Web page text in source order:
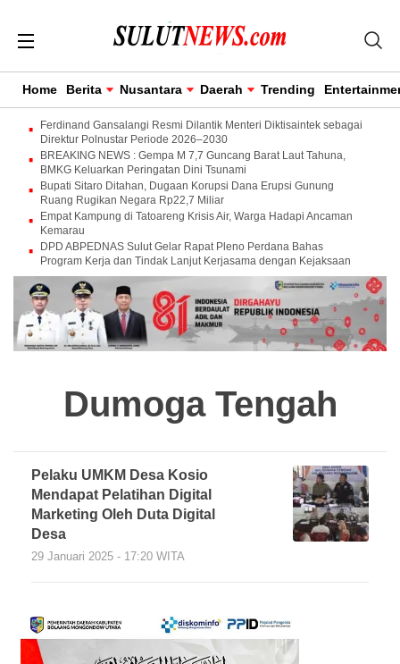
Home Berita Nusantara Daerah Trending
Ferdinand Gansalangi Resmi Dilantik Menteri Diktisaintek sebagai
Direktur Polnustar Periode 2026–2030
BREAKING NEWS : Gempa M 7,7 Guncang Barat Laut Tahuna,
BMKG Keluarkan Peringatan Dini Tsunami
Bupati Sitaro Ditahan, Dugaan Korupsi Dana Erupsi Gunung
Ruang Rugikan Negara Rp22,7 Miliar
Empat Kampung di Tatoareng Krisis Air, Warga Hadapi Ancaman
Kemarau
DPD ABPEDNAS Sulut Gelar Rapat Pleno Perdana Bahas
Program Kerja dan Tindak Lanjut Kerjasama dengan Kejaksaan
Dumoga Tengah
Pelaku UMKM Desa Kosio
Mendapat Pelatihan Digital
Marketing Oleh Duta Digital
Desa
29 Januari 2025 - 17:20 WITA